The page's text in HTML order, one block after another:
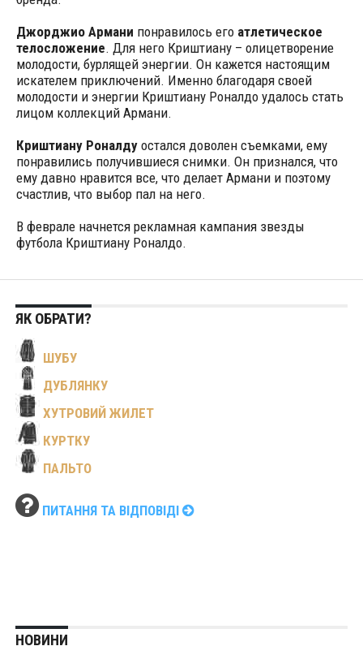
Джорджио Армани понравилось его атлетическое
телосложение. Для него Криштиану – олицетворение
молодости, бурлящей энергии. Он кажется настоящим
искателем приключений. Именно благодаря своей
молодости и энергии Криштиану Роналдо удалось стать
лицом коллекций Армани.
Криштиану Роналдуостался доволен съемками, ему
понравились получившиеся снимки. Он признался, что
ему давно нравится все, что делает Армани и поэтому
счастлив, что выбор пал на него.
В феврале начнется рекламная кампания звезды
футбола Криштиану Роналдо.
ЯК ОБРАТИ?
ШУБУ
ДУБЛЯНКУ
ХУТРОВИЙ ЖИЛЕТ
КУРТКУ
ПАЛЬТО
ПИТАННЯ ТА ВІДПОВІДІ
НОВИНИ